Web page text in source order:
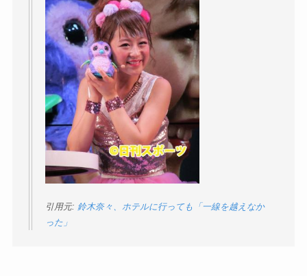
引用元: 鈴木奈々、ホテルに行っても「一線を越えなか
った」